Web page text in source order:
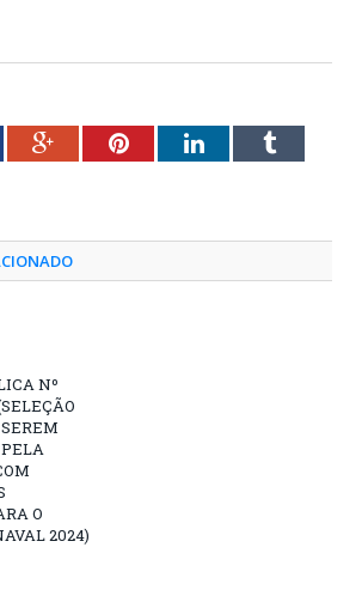
Google+PinterestLinkedInTumblr
Nº
O
2024)